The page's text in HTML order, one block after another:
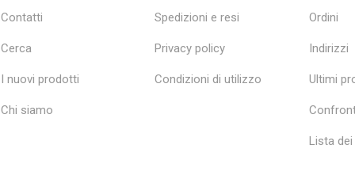
Contatti
Cerca
I nuovi prodotti
Chi siamo
Spedizioni e resi
Privacy policy
Condizioni di utilizzo
Ordini
Indirizzi
Ultimi
Lista